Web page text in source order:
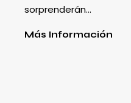
sorprenderán…
Más Información